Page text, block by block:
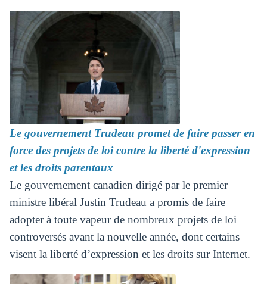
Le gouvernement Trudeau promet de faire passer en
force des projets de loi contre la liberté d'expression
et les droits parentaux
Le gouvernement canadien dirigé par le premier
ministre libéral Justin Trudeau a promis de faire
adopter à toute vapeur de nombreux projets de loi
controversés avant la nouvelle année, dont certains
visent la liberté d’expression et les droits sur Internet.